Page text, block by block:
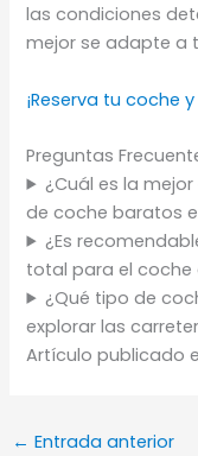
las condiciones
mejor se adapte a
¡Reserva tu coche
Preguntas
¿Cuál es la
de coche baratos
¿Es
total para el coche
¿Qué tipo de
explorar las
Artículo publicado
← Entrada anterior